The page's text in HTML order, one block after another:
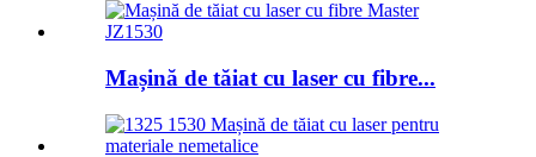
Mașină de tăiat cu laser cu fibre...